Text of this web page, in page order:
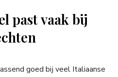
past vaak bij
goed bij veel Italiaanse